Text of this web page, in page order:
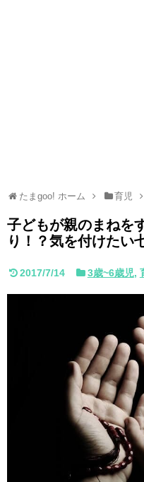
たまgoo! ホーム 育児
子どもが親のまねを
り！？気を付けたい
2017/7/14 3歳~6歳児,